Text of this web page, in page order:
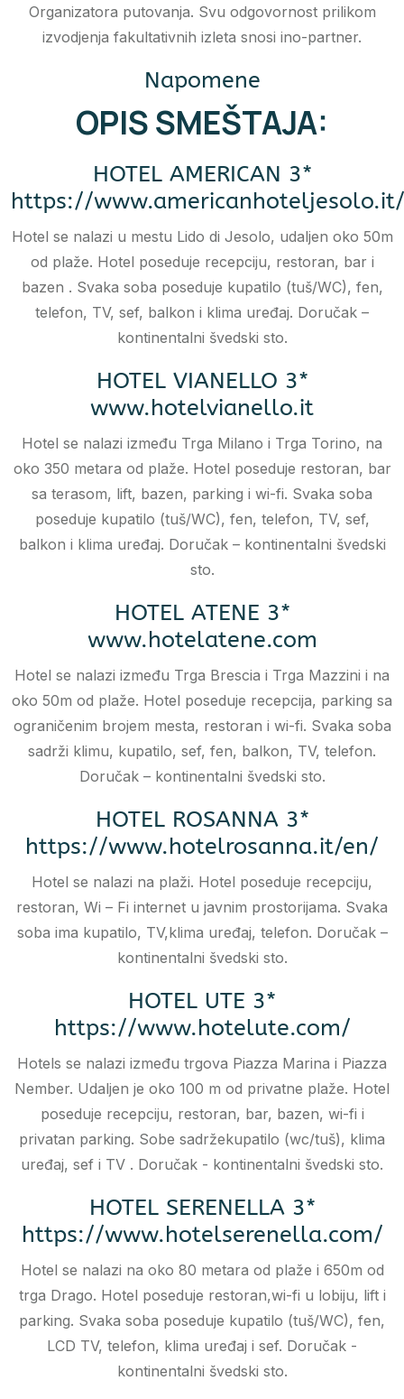
Organizatora putovanja. Svu odgovornost prilikom
izvodjenja fakultativnih izleta snosi ino-partner.
Napomene
OPIS SMEŠTAJA:
HOTEL AMERICAN 3*
https://www.americanhoteljesolo.it/
Hotel se nalazi u mestu Lido di Jesolo, udaljen oko 50m
od plaže. Hotel poseduje recepciju, restoran, bar i
bazen . Svaka soba poseduje kupatilo (tuš/WC), fen,
telefon, TV, sef, balkon i klima uređaj. Doručak –
kontinentalni švedski sto.
HOTEL VIANELLO 3*
www.hotelvianello.it
Hotel se nalazi između Trga Milano i Trga Torino, na
oko 350 metara od plaže. Hotel poseduje restoran, bar
sa terasom, lift, bazen, parking i wi-fi. Svaka soba
poseduje kupatilo (tuš/WC), fen, telefon, TV, sef,
balkon i klima uređaj. Doručak – kontinentalni švedski
sto.
HOTEL ATENE 3*
www.hotelatene.com
Hotel se nalazi između Trga Brescia i Trga Mazzini i na
oko 50m od plaže. Hotel poseduje recepcija, parking sa
ograničenim brojem mesta, restoran i wi-fi. Svaka soba
sadrži klimu, kupatilo, sef, fen, balkon, TV, telefon.
Doručak – kontinentalni švedski sto.
HOTEL ROSANNA 3*
https://www.hotelrosanna.it/en/
Hotel se nalazi na plaži. Hotel poseduje recepciju,
restoran, Wi – Fi internet u javnim prostorijama. Svaka
soba ima kupatilo, TV,klima uređaj, telefon. Doručak –
kontinentalni švedski sto.
HOTEL UTE 3*
https://www.hotelute.com/
Hotels se nalazi između trgova Piazza Marina i Piazza
Nember. Udaljen je oko 100 m od privatne plaže. Hotel
poseduje recepciju, restoran, bar, bazen, wi-fi i
privatan parking. Sobe sadržekupatilo (wc/tuš), klima
uređaj, sef i TV . Doručak - kontinentalni švedski sto.
HOTEL SERENELLA 3*
https://www.hotelserenella.com/
Hotel se nalazi na oko 80 metara od plaže i 650m od
trga Drago. Hotel poseduje restoran,wi-fi u lobiju, lift i
parking. Svaka soba poseduje kupatilo (tuš/WC), fen,
LCD TV, telefon, klima uređaj i sef. Doručak -
kontinentalni švedski sto.